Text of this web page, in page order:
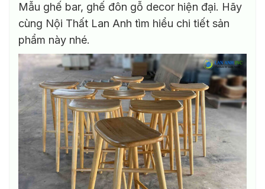
biến
thể.
chọn
có
thể
được
chọn
trên
trang
sản
phẩm
Mẫu ghế bar, ghế đôn gỗ decor hiện đại. Hãy
cùng Nội Thất Lan Anh tìm hiểu chi tiết sản
phẩm này nhé.